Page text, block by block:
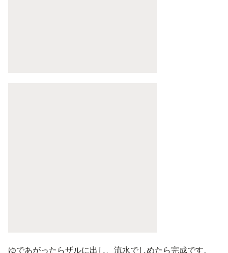
ゆであがったらザルに出し、流水でしめたら完成です。